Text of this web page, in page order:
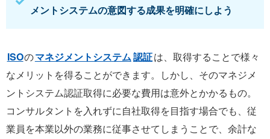
メントシステムの意図する成果を明確にしよう
ISOのマネジメントシステム認証は、取得することで様々
なメリットを得ることができます。しかし、そのマネジメ
ントシステム認証取得に必要な費用は意外とかかるもの。
コンサルタントを入れずに自社取得を目指す場合でも、従
業員を本業以外の業務に従事させてしまうことで、余計な